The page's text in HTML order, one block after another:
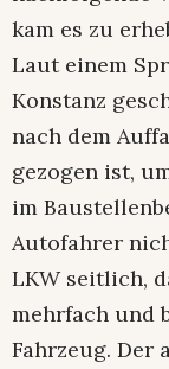
kam es zu
Laut einem
Konstanz
nach dem
gezogen ist,
im
Autofahrer
LKW seitlich,
mehrfach und
Fahrzeug. Der